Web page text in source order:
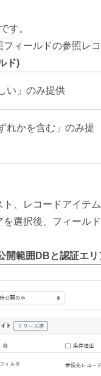
す。
ィールドの参照レ
ド)
い」のみ提供
れかを含む」のみ提
、レコードアイテ
選択後、 フィール
開範囲DBと認証エ